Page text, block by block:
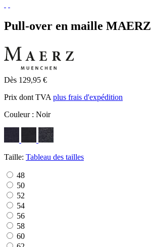
Pull-over en maille MAERZ
Dès 129,95 €
Prix dont TVA plus frais d'expédition
Couleur : Noir
Taille: Tableau des tailles
48
50
52
54
56
58
60